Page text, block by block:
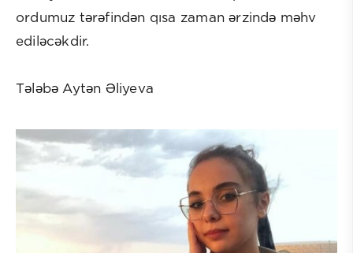
ordumuz tərəfindən qısa zaman ərzində məhv
ediləcəkdir.
Tələbə Aytən Əliyeva